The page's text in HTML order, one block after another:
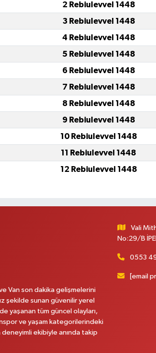
2 Rebiulevvel 1448
3 Rebiulevvel 1448
4 Rebiulevvel 1448
5 Rebiulevvel 1448
6 Rebiulevvel 1448
7 Rebiulevvel 1448
8 Rebiulevvel 1448
9 Rebiulevvel 1448
10 Rebiulevvel 1448
11 Rebiulevvel 1448
12 Rebiulevvel 1448
Van son dakika gelişmelerini
şekilde sunan güvenilir yerel
yaşanan tüm güncel olayları,
ve yaşam kategorilerindeki
deneyimli ekibiyle anında takip
Vali
No:29/B
0553
[email